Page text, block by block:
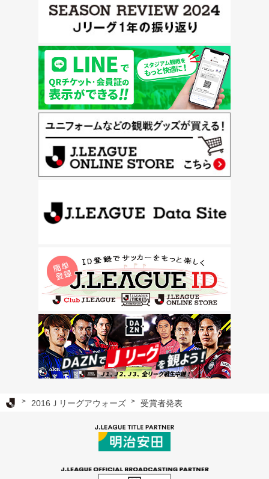
Ｊリーグ TOP
2016Ｊリーグアウォーズ 受賞者発表